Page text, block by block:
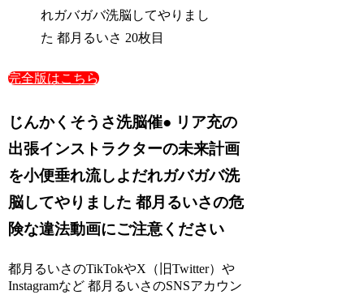
れガバガバ洗脳してやりまし
た 都月るいさ 20枚目
完全版はこちら
じんかくそうさ洗脳催● リア充の
出張インストラクターの未来計画
を小便垂れ流しよだれガバガバ洗
脳してやりました 都月るいさの危
険な違法動画にご注意ください
都月るいさのTikTokやX（旧Twitter）や
Instagramなど 都月るいさのSNSアカウン